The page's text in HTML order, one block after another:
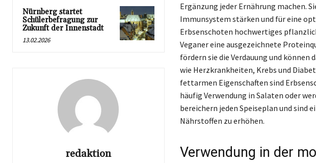
Nürnberg startet
Schülerbefragung zur
Zukunft der Innenstadt
13.02.2026
redaktion
Ergänzung jeder Ernährung machen.
Immunsystem stärken und für eine
Erbsenschoten hochwertiges
Veganer eine ausgezeichnete
fördern sie die Verdauung und
wie Herzkrankheiten, Krebs und
fettarmen Eigenschaften sind
häufig Verwendung in Salaten oder
bereichern jeden Speiseplan und sind
Nährstoffen zu erhöhen.
Verwendung in der